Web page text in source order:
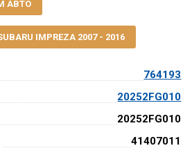
764193
20252FG010
20252FG010
41407011
АВТО
IMPREZA 2007 - 2016